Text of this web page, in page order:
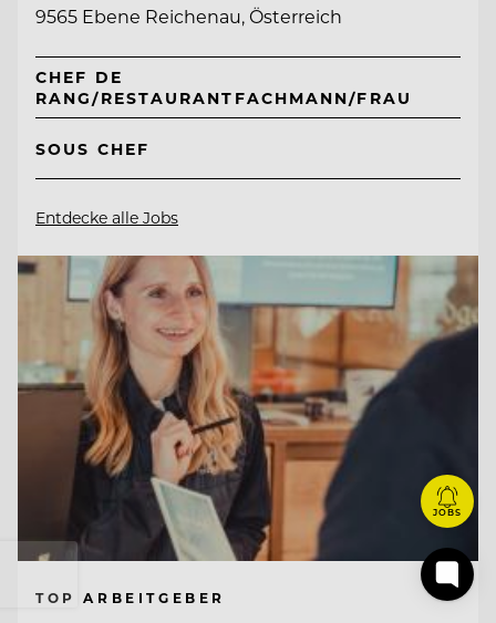
9565 Ebene Reichenau, Österreich
CHEF DE
RANG/RESTAURANTFACHMANN/FRAU
SOUS CHEF
Entdecke alle Jobs
TOP ARBEITGEBER
JOBS